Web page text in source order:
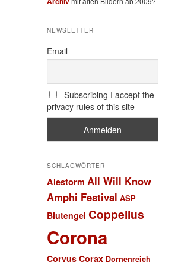
NEWSLETTER
Email
Subscribing I accept the
privacy rules of this site
SCHLAGWÖRTER
Alestorm All Will Know
Amphi Festival ASP
Blutengel Coppelius
Corona
Corvus Corax Dornenreich